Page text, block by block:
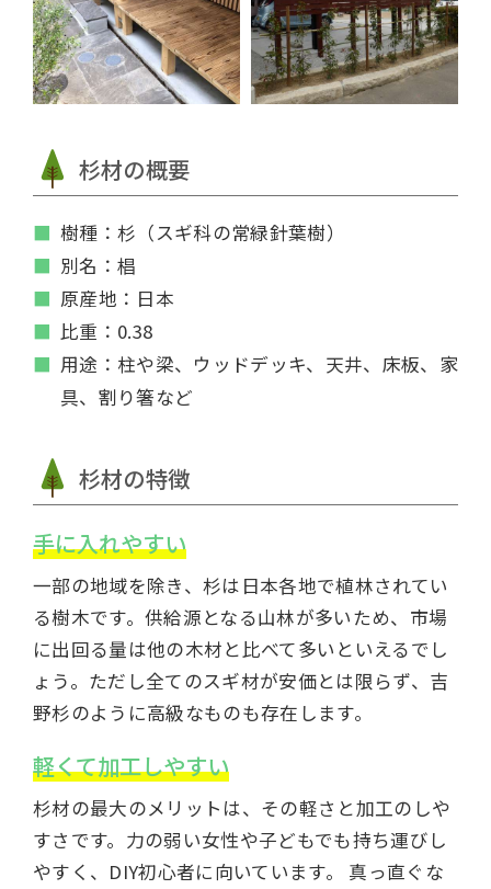
杉材の概要
樹種：杉（スギ科の常緑針葉樹）
別名：椙
原産地：日本
比重：0.38
用途：柱や梁、ウッドデッキ、天井、床板、家
具、割り箸など
杉材の特徴
手に入れやすい
一部の地域を除き、杉は日本各地で植林されてい
る樹木です。供給源となる山林が多いため、市場
に出回る量は他の木材と比べて多いといえるでし
ょう。ただし全てのスギ材が安価とは限らず、吉
野杉のように高級なものも存在します。
軽くて加工しやすい
杉材の最大のメリットは、その軽さと加工のしや
すさです。力の弱い女性や子どもでも持ち運びし
やすく、DIY初心者に向いています。 真っ直ぐな